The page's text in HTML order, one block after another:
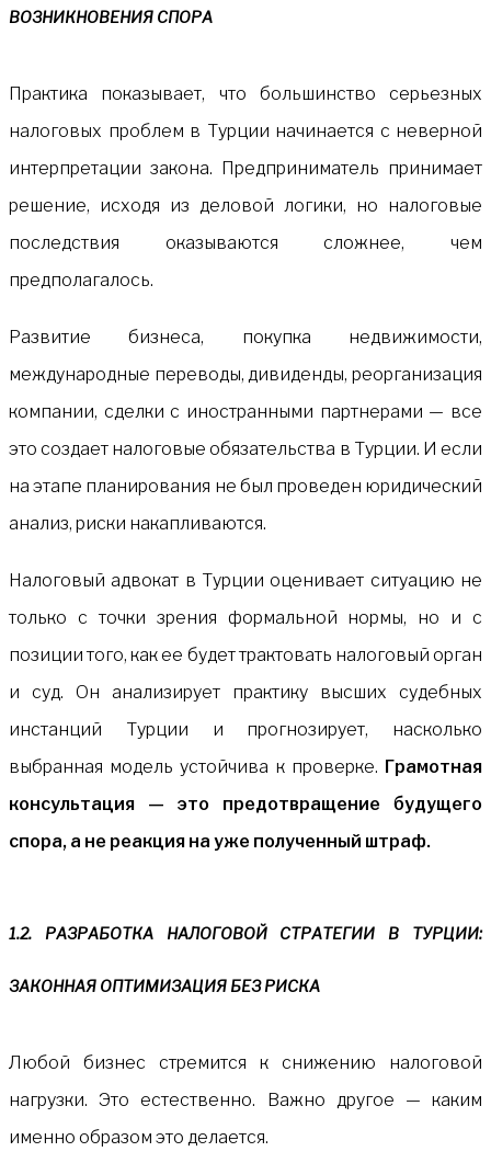
ВОЗНИКНОВЕНИЯ СПОРА
Практика показывает, что большинство серьезных
налоговых проблем в Турции начинается с неверной
интерпретации закона. Предприниматель принимает
решение, исходя из деловой логики, но налоговые
последствия оказываются сложнее, чем
предполагалось.
Развитие бизнеса, покупка недвижимости,
международные переводы, дивиденды, реорганизация
компании, сделки с иностранными партнерами — все
это создает налоговые обязательства в Турции. И если
на этапе планирования не был проведен юридический
анализ, риски накапливаются.
Налоговый адвокат в Турции оценивает ситуацию не
только с точки зрения формальной нормы, но и с
позиции того, как ее будет трактовать налоговый орган
и суд. Он анализирует практику высших судебных
инстанций Турции и прогнозирует, насколько
выбранная модель устойчива к проверке. Грамотная
консультация — это предотвращение будущего
спора, а не реакция на уже полученный штраф.
1.2. РАЗРАБОТКА НАЛОГОВОЙ СТРАТЕГИИ В ТУРЦИИ:
ЗАКОННАЯ ОПТИМИЗАЦИЯ БЕЗ РИСКА
Любой бизнес стремится к снижению налоговой
нагрузки. Это естественно. Важно другое — каким
именно образом это делается.